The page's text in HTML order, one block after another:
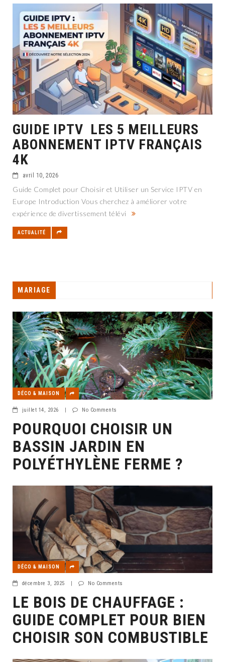
GUIDE IPTV LES 5 MEILLEURS
ABONNEMENT IPTV FRANÇAIS
4K
avril 10, 2026
Guide Complet pour Choisir et Utiliser un Service IPTV en
Europe Introduction Vous cherchez à améliorer votre
expérience de divertissement télévi
ACTUALITÉ
MARIAGE
DÉCO & MAISON
juillet 14, 2026 | No Comments
POURQUOI CHOISIR UN
BASSIN JARDIN EN
POLYÉTHYLÈNE FERME ?
DÉCO & MAISON
décembre 3, 2025 | No Comments
LE BOIS DE CHAUFFAGE :
GUIDE COMPLET POUR BIEN
CHOISIR SON COMBUSTIBLE